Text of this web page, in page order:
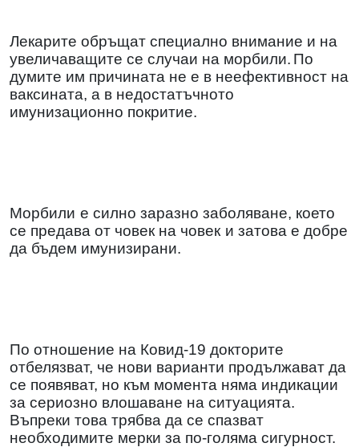
Лекарите обръщат специално внимание и на
увеличаващите се случаи на морбили. По
думите им причината не е в неефективност на
ваксината, а в недостатъчното
имунизационно покритие.
Морбили е силно заразно заболяване, което
се предава от човек на човек и затова е добре
да бъдем имунизирани.
По отношение на Ковид-19 докторите
отбелязват, че нови варианти продължават да
се появяват, но към момента няма индикации
за сериозно влошаване на ситуацията.
Въпреки това трябва да се спазват
необходимите мерки за по-голяма сигурност.